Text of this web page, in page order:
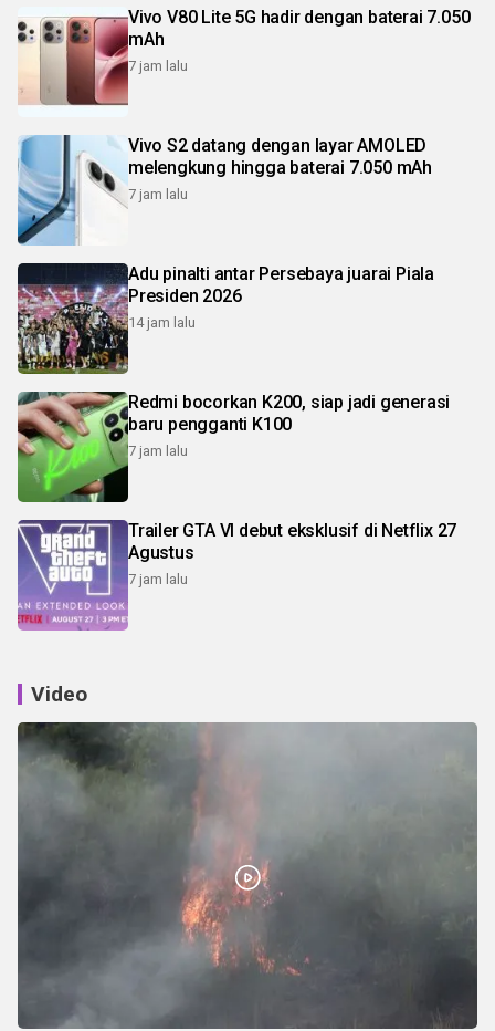
Vivo V80 Lite 5G hadir dengan baterai 7.050
mAh
7 jam lalu
Vivo S2 datang dengan layar AMOLED
melengkung hingga baterai 7.050 mAh
7 jam lalu
Adu pinalti antar Persebaya juarai Piala
Presiden 2026
14 jam lalu
Redmi bocorkan K200, siap jadi generasi
baru pengganti K100
7 jam lalu
Trailer GTA VI debut eksklusif di Netflix 27
Agustus
7 jam lalu
Video